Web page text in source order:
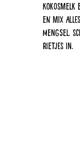
kokosmelk
en mix
mengsel.
rietjes in.